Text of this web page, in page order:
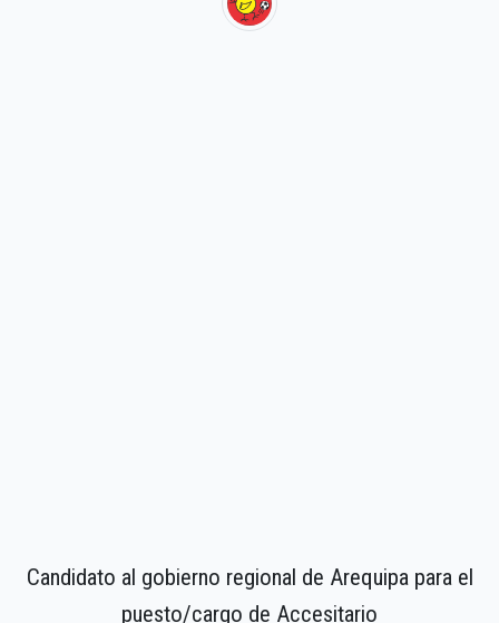
Candidato al gobierno regional de Arequipa para el
puesto/cargo de Accesitario